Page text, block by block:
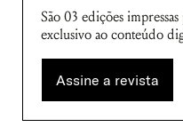
São 03 edições
exclusivo ao conteúdo
Assine a revista